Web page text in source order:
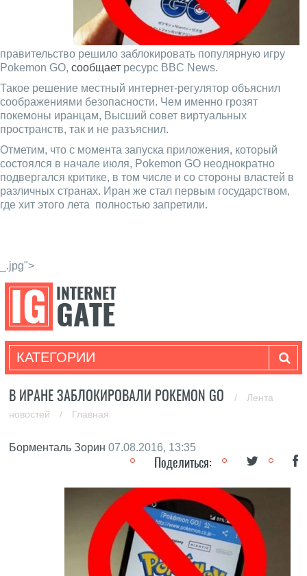
правительство решило заблокировать популярную игру
Pokemon GO, сообщает ресурс BBC News.
Такое решение местный интернет-регулятор объяснил
соображениями безопасности. Чем именно грозят
покемоны иранцам, Высший совет виртуальных
пространств, так и не разъяснил.
Отметим, что с момента запуска приложения, который
состоялся в начале июля, Pokemon GO неоднократно
подвергался критике, в том числе и со стороны властей в
различных странах. Иран же стал первым государством,
где хит этого лета полностью запретили.
_.jpg">
КАТЕГОРИИ
В ИРАНЕ ЗАБЛОКИРОВАЛИ POKEMON GO /
Лента
новостей
/ Главная
Борменталь Зорин 07.08.2016, 13:35
Поделиться: